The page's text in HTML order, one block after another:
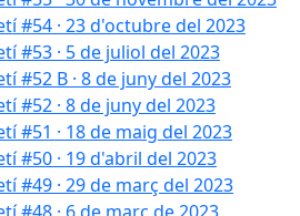
#54 · 23 d'octubre del 2023
#53 · 5 de juliol del 2023
#52 B · 8 de juny del 2023
#52 · 8 de juny del 2023
#51 · 18 de maig del 2023
#50 · 19 d'abril del 2023
#49 · 29 de març del 2023